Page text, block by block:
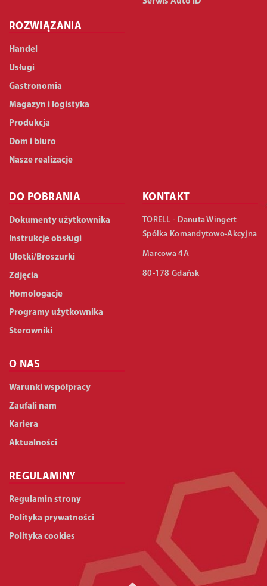
ROZWIĄZANIA
Handel
Usługi
Gastronomia
Magazyn i logistyka
Produkcja
Dom i biuro
Nasze realizacje
DO POBRANIA
Dokumenty użytkownika
Instrukcje obsługi
Ulotki/Broszurki
Zdjęcia
Homologacje
Programy użytkownika
Sterowniki
O NAS
Warunki współpracy
Zaufali nam
Kariera
Aktualności
REGULAMINY
Regulamin strony
Polityka prywatności
Polityka cookies
KONTAKT
TORELL - Danuta Wingert
Spółka Komandytowo-Akcyjna
Marcowa 4A
80-178 Gdańsk